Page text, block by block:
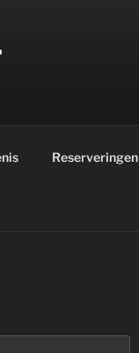
Reserveringen